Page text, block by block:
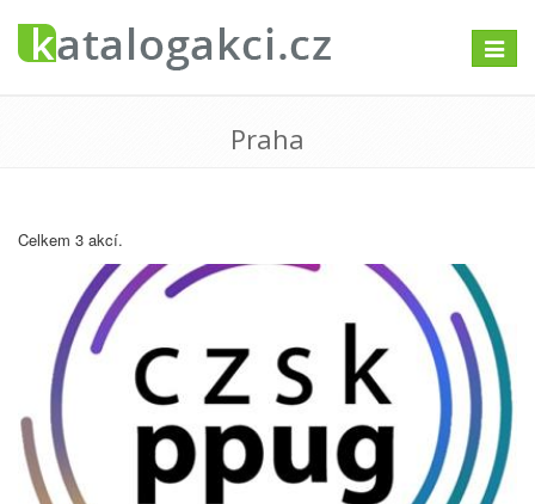
Praha
Celkem 3 akcí.